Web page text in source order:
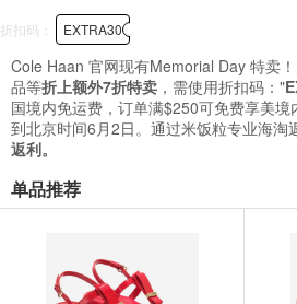
折扣码： EXTRA30
Cole Haan 官网现有Memorial Day 特卖
品等折上额外7折特卖 ，需使用折扣码："
国境内免运费，订单满$250可免费享美
到北京时间6月2日。通过米饭粒专业海淘
返利。
单品推荐